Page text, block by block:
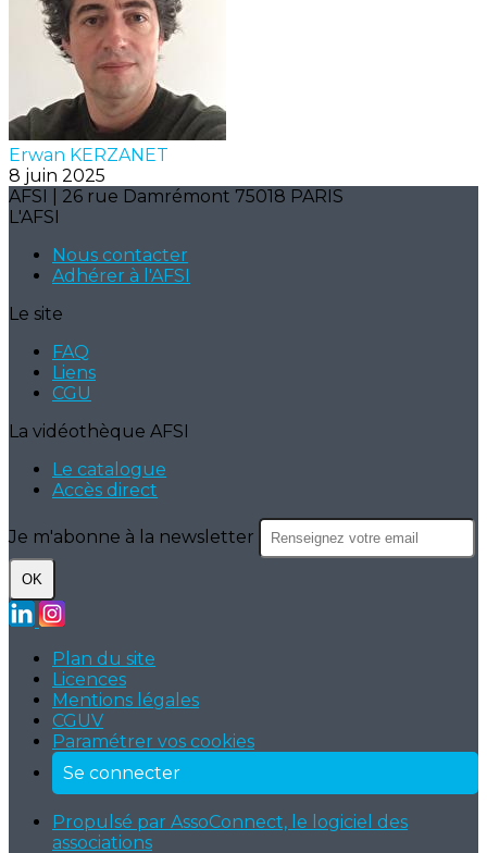
Erwan KERZANET
8 juin 2025
AFSI | 26 rue Damrémont 75018 PARIS
L'AFSI
Nous contacter
Adhérer à l'AFSI
Le site
FAQ
Liens
CGU
La vidéothèque AFSI
Le catalogue
Accès direct
Je m'abonne à la newsletter
OK
Plan du site
Licences
Mentions légales
CGUV
Paramétrer vos cookies
Se connecter
Propulsé par AssoConnect, le logiciel des
associations